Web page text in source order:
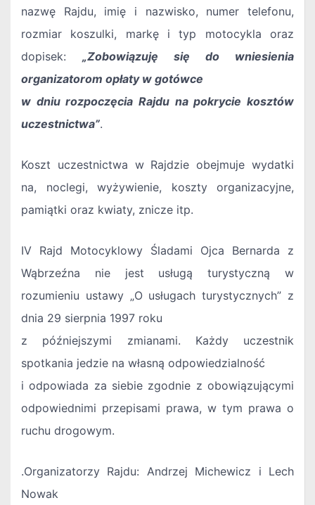
nazwę Rajdu, imię i nazwisko, numer telefonu,
rozmiar koszulki, markę i typ motocykla oraz
dopisek: „Zobowiązuję się do wniesienia
organizatorom opłaty w gotówce
w dniu rozpoczęcia Rajdu na pokrycie kosztów
uczestnictwa”.
Koszt uczestnictwa w Rajdzie obejmuje wydatki
na, noclegi, wyżywienie, koszty organizacyjne,
pamiątki oraz kwiaty, znicze itp.
IV Rajd Motocyklowy Śladami Ojca Bernarda z
Wąbrzeźna nie jest usługą turystyczną w
rozumieniu ustawy „O usługach turystycznych” z
dnia 29 sierpnia 1997 roku
z późniejszymi zmianami. Każdy uczestnik
spotkania jedzie na własną odpowiedzialność
i odpowiada za siebie zgodnie z obowiązującymi
odpowiednimi przepisami prawa, w tym prawa o
ruchu drogowym.
.Organizatorzy Rajdu: Andrzej Michewicz i Lech
Nowak